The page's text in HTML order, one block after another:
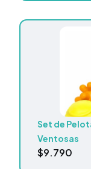
Set de
Ventosas
$9.790